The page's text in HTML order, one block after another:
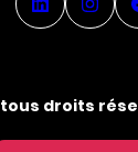
droits